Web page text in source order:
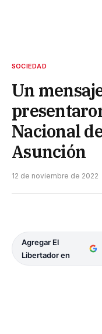
SOCIEDAD
Un
Nacional
Asunción
12 de noviembre de 2022
Agregar El
Libertador en